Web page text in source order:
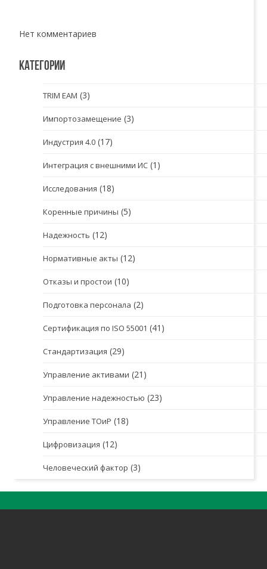
Нет комментариев
КАТЕГОРИИ
TRIM EAM (3)
Импортозамещение (3)
Индустрия 4.0 (17)
Интеграция с внешними ИС (1)
Исследования (18)
Коренные причины (5)
Надежность (12)
Нормативные акты (12)
Отказы и простои (10)
Подготовка персонала (2)
Сертификация по ISO 55001 (41)
Стандартизация (29)
Управление активами (21)
Управление надежностью (23)
Управление ТОиР (18)
Цифровизация (12)
Человеческий фактор (3)